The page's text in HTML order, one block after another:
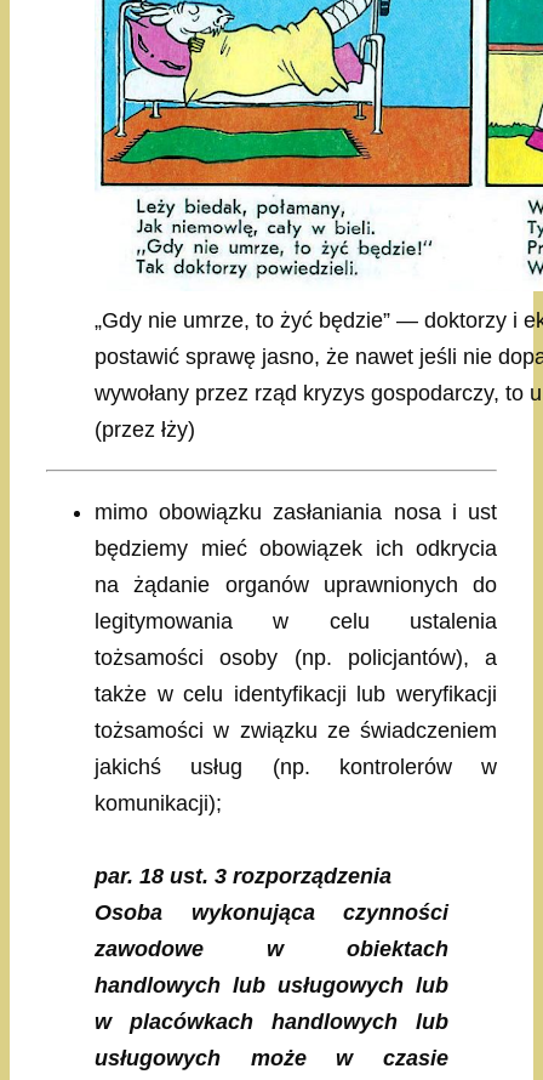
„Gdy nie umrze, to żyć będzie” — doktorzy i
postawić sprawę jasno, że nawet jeśli nie
wywołany przez rząd kryzys gospodarczy, to
(przez łży)
mimo obowiązku zasłaniania nosa i ust
będziemy mieć obowiązek ich odkrycia
na żądanie organów uprawnionych do
legitymowania w celu ustalenia
tożsamości osoby (np. policjantów), a
także w celu identyfikacji lub weryfikacji
tożsamości w związku ze świadczeniem
jakichś usług (np. kontrolerów w
komunikacji);
par. 18 ust. 3 rozporządzenia
Osoba wykonująca czynności
zawodowe w obiektach
handlowych lub usługowych lub
w placówkach handlowych lub
usługowych może w czasie